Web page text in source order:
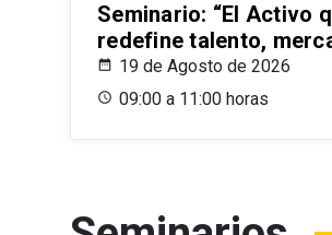
Seminario: “El Activo
redefine talento,
19 de Agosto de 2026
09:00 a 11:00 horas